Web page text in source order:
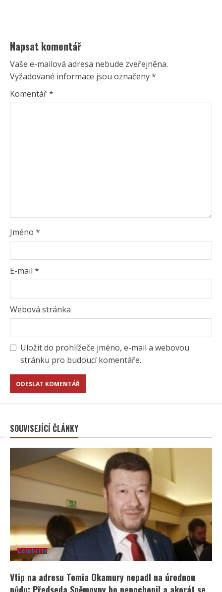
Napsat komentář
Vaše e-mailová adresa nebude zveřejněna.
Vyžadované informace jsou označeny*
Komentář*
Jméno *
E-mail *
Webová stránka
Uložit do prohlížeče jméno, e-mail a webovou
stránku pro budoucí komentáře.
SOUVISEJÍCÍ ČLÁNKY
Celebrity
Vtip na adresu Tomia Okamury nepadl na úrodnou